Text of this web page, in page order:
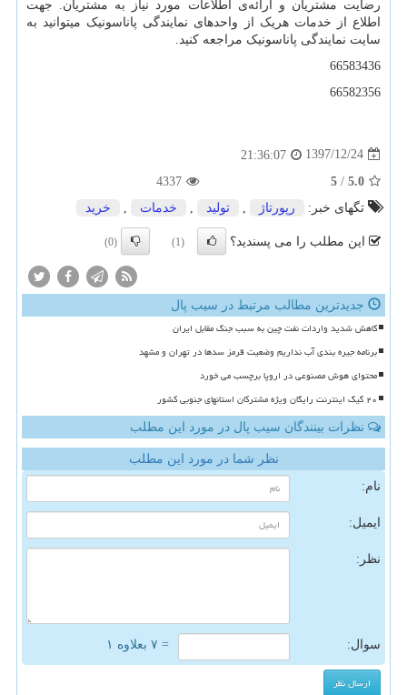
رضایت مشتریان و ارائه‌ی اطلاعات مورد نیاز به مشتریان. جهت
اطلاع از خدمات هریک از واحدهای نمایندگی پاناسونیک میتوانید به
سایت نمایندگی پاناسونیک مراجعه کنید.
66583436
66582356
1397/12/24
21:36:07
5.0
/
5
4337
تگهای خبر:
رپورتاژ , تولید , خدمات , خرید
این مطلب را می پسندید؟ (1)
(0)
جدیدترین مطالب مرتبط در سیب پال
کاهش شدید واردات نفت چین به سبب جنگ مقابل ایران
برنامه جیره بندی آب نداریم وضعیت قرمز سدها در تهران و مشهد
محتوای هوش مصنوعی در اروپا برچسب می خورد
۲۰ گیگ اینترنت رایگان ویژه مشترکان استانهای جنوبی کشور
نظرات بینندگان سیب پال در مورد این مطلب
نظر شما در مورد این مطلب
نام:
ایمیل:
نظر:
سوال: = ۷ بعلاوه ۱